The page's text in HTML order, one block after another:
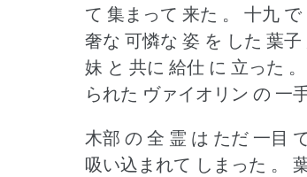
て 集まって 来た 。
十九 で
奢な 可憐な 姿 を した 葉
妹 と 共に 給仕 に 立った 。
られた ヴァイオリン の 一
木部 の 全 霊 は ただ 一目
吸い込まれて しまった 。